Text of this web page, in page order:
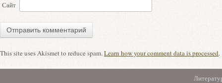
Сайт
This site uses Akismet to reduce spam.Learn how your comment data is processed.